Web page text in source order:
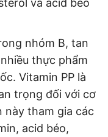
nhóm B, tan
thực phẩm
Vitamin PP là
trọng đối với cơ
này tham gia các
acid béo,